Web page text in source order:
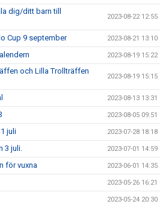
dig/ditt barn till
2023-08-22 12:55
Cup 9 september 2023-08-21 13:10
2023-08-19 15:22
och Lilla Trollträffen
2023-08-19 15:15
2023-08-13 13:31
2023-08-05 09:51
juli 2023-07-28 18:18
3 juli. 2023-07-01 14:59
för vuxna 2023-06-01 14:35
2023-05-26 16:21
2023-05-24 20:30